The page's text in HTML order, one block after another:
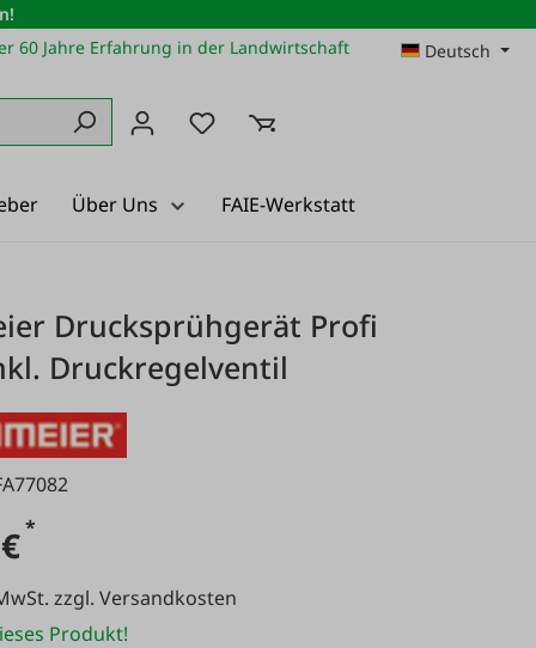
60 Jahre Erfahrung in der Landwirtschaft
Deutsch
Du hast 0 Produkte auf dem
Über Uns FAIE-Werkstatt
Drucksprühgerät Profi
Druckregelventil
*
zzgl. Versandkosten
Produkt!